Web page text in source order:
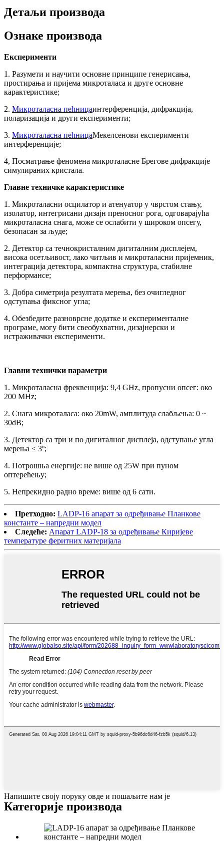
Детаљи производа
Ознаке производа
Експерименти
1. Разумети и научити основне принципе генерисања,
простирања и пријема микроталаса и друге основне
карактеристике;
2. Микроталасна пећницаинтерференција, дифракција,
поларизација и други експерименти;
3. Микроталасна пећницаМекелсенови експерименти
интерференције;
4, Посматрање феномена микроталасне Брегове дифракције
симулираних кристала.
Главне техничке карактеристике
1. Микроталасни осцилатор и атенуатор у чврстом стању,
изолатор, интегрисани дизајн преносног рога, одговарајућа
микроталасна снага, може се ослабити у широком опсегу,
безопасан за људе;
2. Детектор са течнокристалним дигиталним дисплејем,
висока осетљивост, лако читљив и микроталасни пријемник,
интеграција детектора, компактна структура, стабилне
перформансе;
3. Добра симетрија резултата мерења, без очигледног
одступања фиксног угла;
4. Обезбедите разноврсне додатке и експерименталне
програме, могу бити свеобухватни, дизајнерски и
истраживачки експерименти.
Главни технички параметри
1. Микроталасна фреквенција: 9,4 GHz, пропусни опсег: око
200 MHz;
2. Снага микроталаса: око 20mW, амплитуда слабљења: 0 ~
30dB;
3. Детектор са три и по дигиталног дисплеја, одступање угла
мерења ≤ 3º;
4. Потрошња енергије: не више од 25W при пуном
оптерећењу;
5. Непрекидно радно време: више од 6 сати.
Претходно: LADP-16 апарат за одређивање Планкове
константе – напредни модел
Следеће: Апарат LADP-18 за одређивање Киријеве
температуре феритних материјала
Напишите своју поруку овде и пошаљите нам је
Категорије производа